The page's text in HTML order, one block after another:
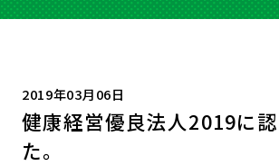
2019年03月06日
健康経営優良法人2019に
た。